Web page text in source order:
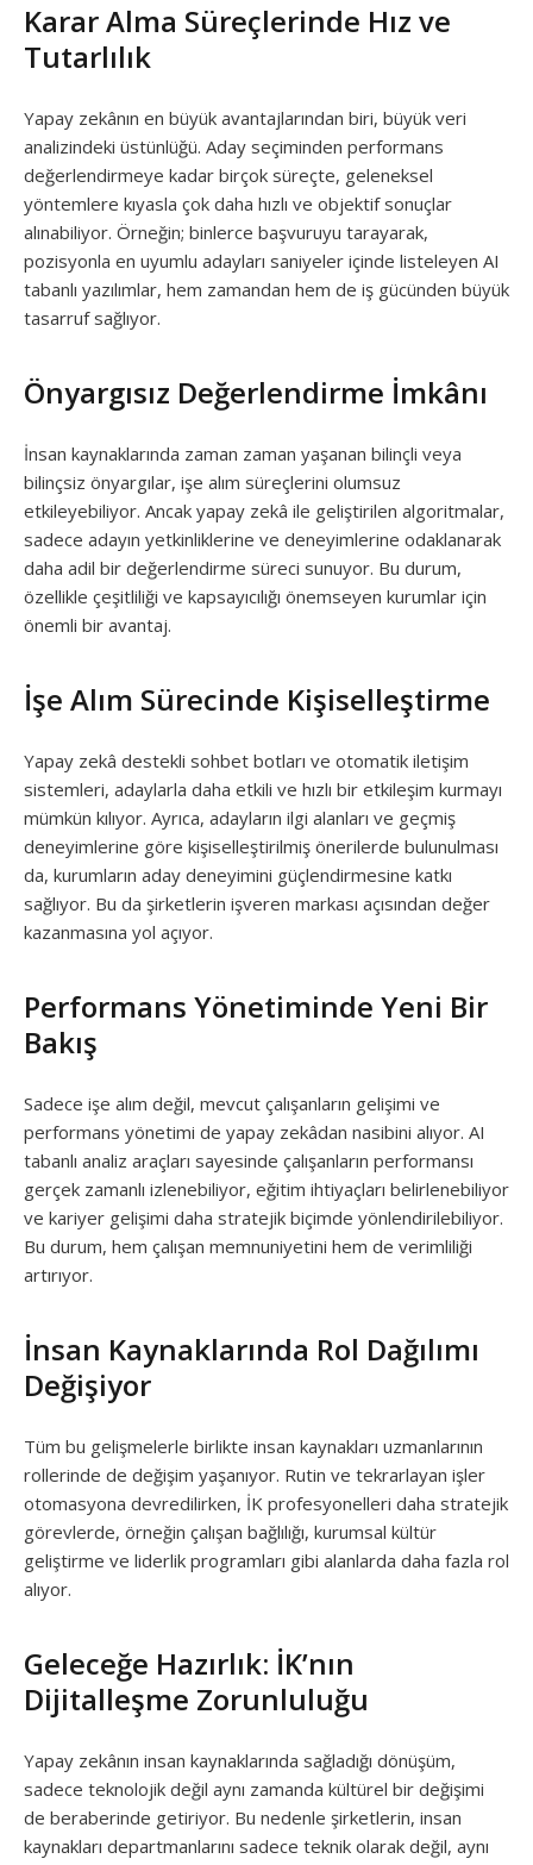
Karar Alma Süreçlerinde Hız ve
Tutarlılık
Yapay zekânın en büyük avantajlarından biri, büyük veri
analizindeki üstünlüğü. Aday seçiminden performans
değerlendirmeye kadar birçok süreçte, geleneksel
yöntemlere kıyasla çok daha hızlı ve objektif sonuçlar
alınabiliyor. Örneğin; binlerce başvuruyu tarayarak,
pozisyonla en uyumlu adayları saniyeler içinde listeleyen AI
tabanlı yazılımlar, hem zamandan hem de iş gücünden büyük
tasarruf sağlıyor.
Önyargısız Değerlendirme İmkânı
İnsan kaynaklarında zaman zaman yaşanan bilinçli veya
bilinçsiz önyargılar, işe alım süreçlerini olumsuz
etkileyebiliyor. Ancak yapay zekâ ile geliştirilen algoritmalar,
sadece adayın yetkinliklerine ve deneyimlerine odaklanarak
daha adil bir değerlendirme süreci sunuyor. Bu durum,
özellikle çeşitliliği ve kapsayıcılığı önemseyen kurumlar için
önemli bir avantaj.
İşe Alım Sürecinde Kişiselleştirme
Yapay zekâ destekli sohbet botları ve otomatik iletişim
sistemleri, adaylarla daha etkili ve hızlı bir etkileşim kurmayı
mümkün kılıyor. Ayrıca, adayların ilgi alanları ve geçmiş
deneyimlerine göre kişiselleştirilmiş önerilerde bulunulması
da, kurumların aday deneyimini güçlendirmesine katkı
sağlıyor. Bu da şirketlerin işveren markası açısından değer
kazanmasına yol açıyor.
Performans Yönetiminde Yeni Bir
Bakış
Sadece işe alım değil, mevcut çalışanların gelişimi ve
performans yönetimi de yapay zekâdan nasibini alıyor. AI
tabanlı analiz araçları sayesinde çalışanların performansı
gerçek zamanlı izlenebiliyor, eğitim ihtiyaçları belirlenebiliyor
ve kariyer gelişimi daha stratejik biçimde yönlendirilebiliyor.
Bu durum, hem çalışan memnuniyetini hem de verimliliği
artırıyor.
İnsan Kaynaklarında Rol Dağılımı
Değişiyor
Tüm bu gelişmelerle birlikte insan kaynakları uzmanlarının
rollerinde de değişim yaşanıyor. Rutin ve tekrarlayan işler
otomasyona devredilirken, İK profesyonelleri daha stratejik
görevlerde, örneğin çalışan bağlılığı, kurumsal kültür
geliştirme ve liderlik programları gibi alanlarda daha fazla rol
alıyor.
Geleceğe Hazırlık: İK’nın
Dijitalleşme Zorunluluğu
Yapay zekânın insan kaynaklarında sağladığı dönüşüm,
sadece teknolojik değil aynı zamanda kültürel bir değişimi
de beraberinde getiriyor. Bu nedenle şirketlerin, insan
kaynakları departmanlarını sadece teknik olarak değil, aynı